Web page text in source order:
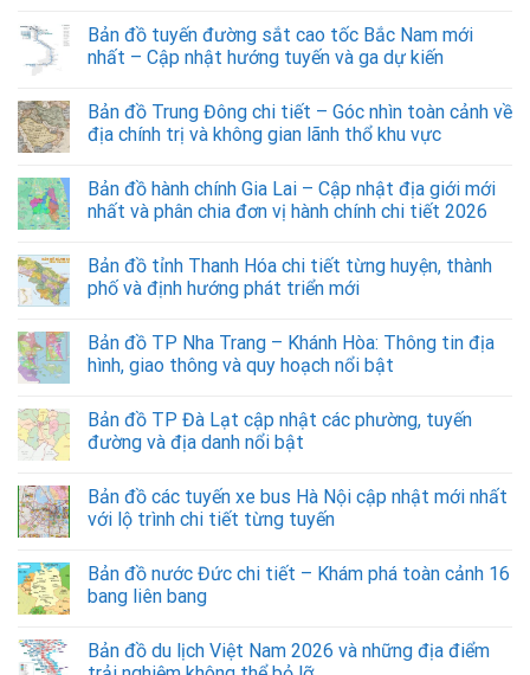
Bản đồ tuyến đường sắt cao tốc Bắc Nam mới
nhất – Cập nhật hướng tuyến và ga dự kiến
Bản đồ Trung Đông chi tiết – Góc nhìn toàn cảnh về
địa chính trị và không gian lãnh thổ khu vực
Bản đồ hành chính Gia Lai – Cập nhật địa giới mới
nhất và phân chia đơn vị hành chính chi tiết 2026
Bản đồ tỉnh Thanh Hóa chi tiết từng huyện, thành
phố và định hướng phát triển mới
Bản đồ TP Nha Trang – Khánh Hòa: Thông tin địa
hình, giao thông và quy hoạch nổi bật
Bản đồ TP Đà Lạt cập nhật các phường, tuyến
đường và địa danh nổi bật
Bản đồ các tuyến xe bus Hà Nội cập nhật mới nhất
với lộ trình chi tiết từng tuyến
Bản đồ nước Đức chi tiết – Khám phá toàn cảnh 16
bang liên bang
Bản đồ du lịch Việt Nam 2026 và những địa điểm